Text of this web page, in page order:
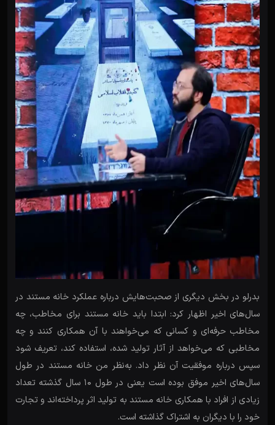
بدرلو در بخش دیگری از صحبت‌هایش درباره عملکرد خانه مستند در
سال‌های اخیر اظهار کرد: ابتدا باید خانه مستند برای مخاطب، چه
مخاطب حرفه‌ای و کسانی که می‌خواهند با آن همکاری کنند و چه
مخاطبی که می‌خواهد از آثار تولید شده، استفاده کند، تعریف شود
سپس درباره موفقیت آن نظر داد. به‌نظر من خانه مستند در طول
سال‌های اخیر موفق بوده است یعنی در طول 10 سال گذشته تعداد
زیادی از افراد با همکاری خانه مستند به تولید اثر پرداخته‌اند و تجارت
خود را با دیگران به اشتراک گذاشته‌ است.